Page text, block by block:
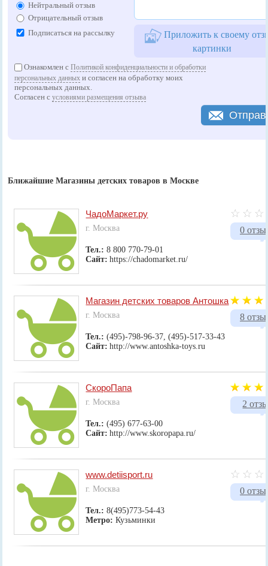
Нейтральный отзыв
Отрицательный отзыв
Подписаться на рассылку
Приложить к своему
картинки
Ознакомлен сПолитикой конфиденциальности и обработки
персональных данных и согласен на обработку моих
персональных данных.
Согласен сусловиями размещения отзыва
Ближайшие Магазины детских товаров в Москве
0
ЧадоМаркет.ру
г. Москва
Тел.:8 800 770-79-01
Сайт: https://chadomarket.ru/
8
Магазин детских товаров Антошка
г. Москва
Тел.:(495)-798-96-37, (495)-517-33-43
Сайт: http://www.antoshka-toys.ru
2
СкороПапа
г. Москва
Тел.:(495) 677-63-00
Сайт: http://www.skoropapa.ru/
0
www.detiisport.ru
г. Москва
Тел.:8(495)773-54-43
Метро:Кузьминки